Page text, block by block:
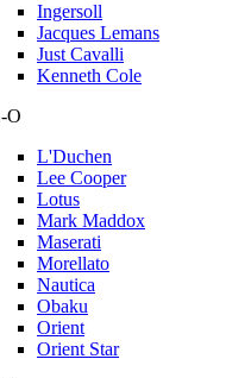
Ingersoll
Jacques Lemans
Just Cavalli
Kenneth Cole
O
L'Duchen
Lee Cooper
Lotus
Mark Maddox
Maserati
Morellato
Nautica
Obaku
Orient
Orient Star